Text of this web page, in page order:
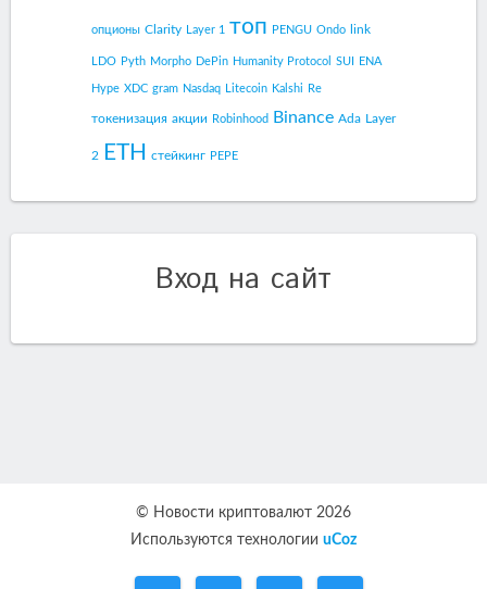
опционы Clarity Layer 1 топ PENGU Ondo link
LDO Pyth Morpho DePin Humanity Protocol SUI ENA
Hype XDC gram Nasdaq Litecoin Kalshi Re
токенизация акции Robinhood Binance Ada Layer
2 ETH стейкинг PEPE
Вход на сайт
© Новости криптовалют 2026
Используются технологии uCoz